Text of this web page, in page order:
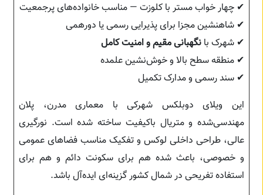
✔ چهار خواب مستر با کلوزت — مناسب خانواده‌های پرجمعیت
✔ شاهنشین مجزا برای پذیرایی رسمی یا دورهمی
✔ شهرک با نگهبانی مقیم و امنیت کامل
✔ منطقه سطح بالا و خوش‌نشین علمده
✔ سند رسمی و مدارک تکمیل
این ویلای دوبلکس شهرکی با معماری مدرن، پلان
مهندسی‌شده و متریال باکیفیت ساخته شده است. نورگیری
عالی، طراحی داخلی لوکس و تفکیک مناسب فضاهای عمومی
و خصوصی، باعث شده هم برای سکونت دائم و هم برای
استفاده تفریحی در شمال کشور گزینه‌ای ایده‌آل باشد.